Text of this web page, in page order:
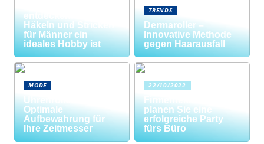
entdecken: Warum
Häkeln und Stricken
für Männer ein
ideales Hobby ist
TRENDS
Dermaroller –
Innovative Methode
gegen Haarausfall
MODE
Uhrenrolle: Die
Optimale
Aufbewahrung für
Ihre Zeitmesser
22/10/2022
Firmenfeier? So
planen Sie eine
erfolgreiche Party
fürs Büro